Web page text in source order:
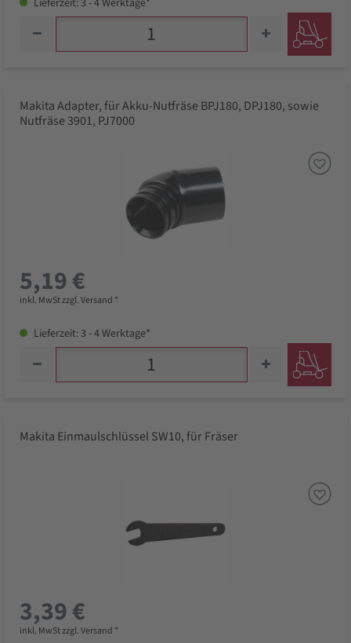
Lieferzeit: 3 - 4 Werktage*
Makita Adapter, für Akku-Nutfräse BPJ180, DPJ180, sowie
Nutfräse 3901, PJ7000
5,19 €
inkl. MwSt zzgl. Versand *
Lieferzeit: 3 - 4 Werktage*
Makita Einmaulschlüssel SW10, für Fräser
3,39 €
inkl. MwSt zzgl. Versand *